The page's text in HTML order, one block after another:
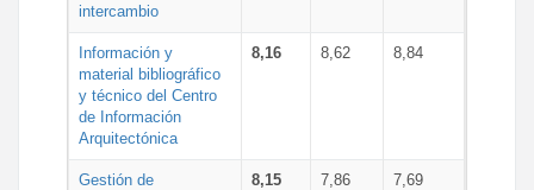
intercambio
Información y
material bibliográfico
y técnico del Centro
de Información
Arquitectónica
8,16 8,62 8,84
Gestión de
8,15 7,86 7,69